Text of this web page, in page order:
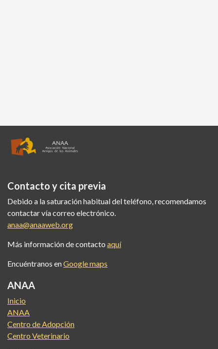
Contacto y cita previa
Debido a la saturación habitual del teléfono, recomendamos
contactar vía correo electrónico.
anaa@anaaweb.org
Más información de contacto aquí
Encuéntranos enGoogle maps
ANAA
Inicio
ANAA
Centro de Adopción
Centro Veterinario